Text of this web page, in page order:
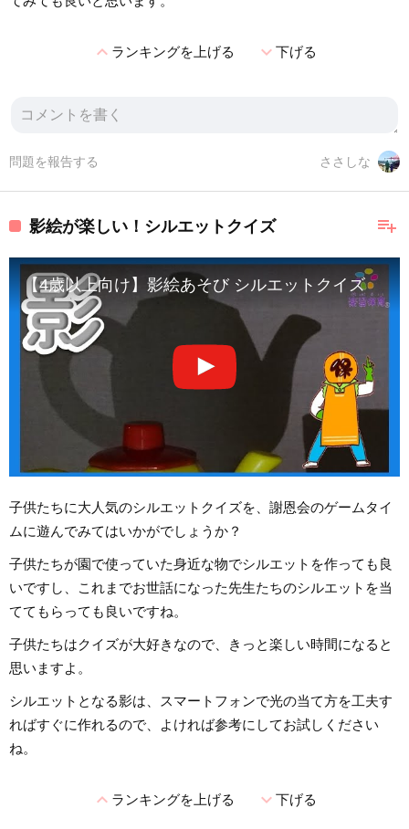
expand_lessランキングを上げる expand_more下げる
ささしな
問題を報告する
playlist_add
影絵が楽しい！シルエットクイズ
【4歳以上向け】影絵あそび シルエットクイズ
子供たちに大人気のシルエットクイズを、謝恩会のゲームタイ
ムに遊んでみてはいかがでしょうか？
子供たちが園で使っていた身近な物でシルエットを作っても良
いですし、これまでお世話になった先生たちのシルエットを当
ててもらっても良いですね。
子供たちはクイズが大好きなので、きっと楽しい時間になると
思いますよ。
シルエットとなる影は、スマートフォンで光の当て方を工夫す
ればすぐに作れるので、よければ参考にしてお試しください
ね。
expand_lessランキングを上げる expand_more下げる